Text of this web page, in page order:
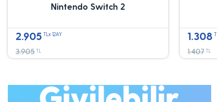
Nintendo Switch 2
2.905 TLx 12AY
3.905 TL
1.308
1.407 TL